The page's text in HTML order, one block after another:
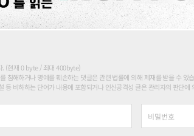
. (현재 0 byte / 최대 400byte)
침해하거나 명예를 훼손하는 댓글은 관련 법률에 의해 제재를 받을 수 있
등 비하하는 단어가 내용에 포함되거나 인신공격성 글은 관리자의 판단에